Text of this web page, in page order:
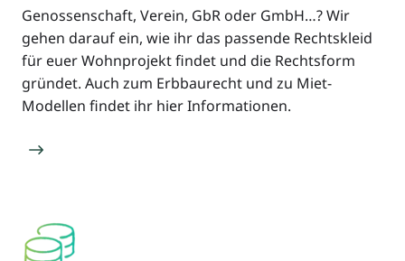
Genossenschaft, Verein, GbR oder GmbH…? Wir
gehen darauf ein, wie ihr das passende Rechtskleid
für euer Wohnprojekt findet und die Rechtsform
gründet. Auch zum Erbbaurecht und zu Miet-
Modellen findet ihr hier Informationen.